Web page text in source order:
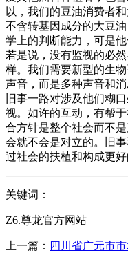
以，我们的豆油消费者
不含转基因成分的大豆
学上的判断能力，可是
若是说，没有监视的必
样。我们需要新型的生
声音，而是多种声音和
旧事一路对涉及他们糊
视。如许的互动，有帮
合方针是整个社会而不
会就不会是对立的。旧
过社会的扶植和构成更好
关键词：
Z6.尊龙官方网站
上一篇： 四川省广元市